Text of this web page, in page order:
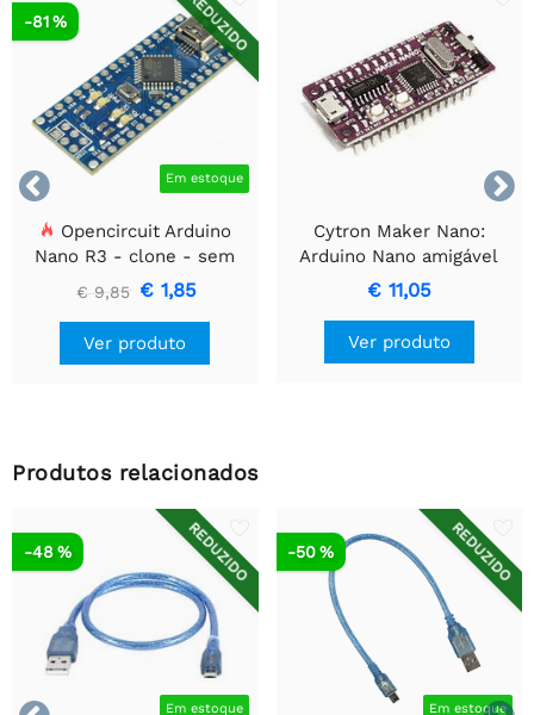


REDUZIDO
Em estoque
-81 %
Opencircuit Arduino
Nano R3 - clone - sem
cabeçalhos
€ 9,85 € 1,85
Ver produto
Cytron Maker Nano:
Arduino Nano amigável
para iniciantes
€ 11,05
Ver produto
Produtos relacionados
REDUZIDO
Em estoque
-48 % REDUZIDO
Em estoque
-50 %